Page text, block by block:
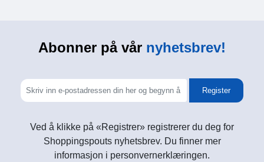
Abonner på vår nyhetsbrev!
Register
Ved å klikke på «Registrer» registrerer du deg for
Shoppingspouts nyhetsbrev. Du finner mer
informasjon i personvernerklæringen.